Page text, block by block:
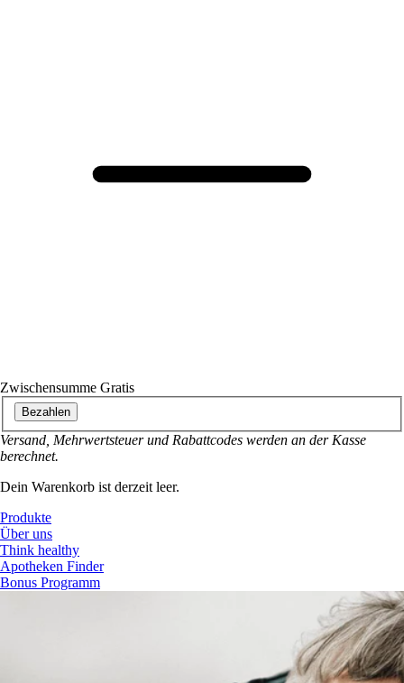
Zwischensumme Gratis
Bezahlen
Versand, Mehrwertsteuer und Rabattcodes werden an der Kasse
berechnet.
Dein Warenkorb ist derzeit leer.
Produkte
Über uns
Think healthy
Apotheken Finder
Bonus Programm